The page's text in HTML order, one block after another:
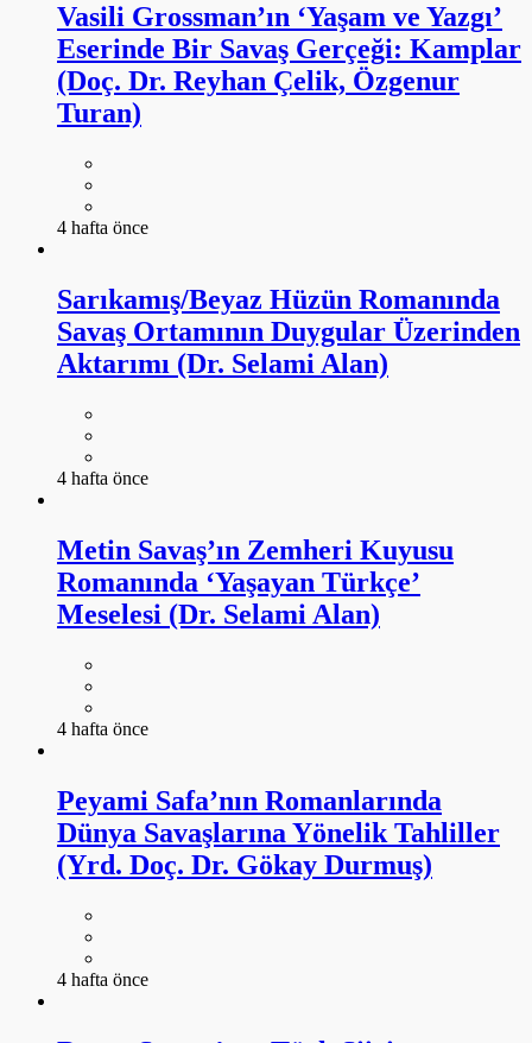
Vasili Grossman’ın ‘Yaşam ve Yazgı’
Eserinde Bir Savaş Gerçeği: Kamplar
(Doç. Dr. Reyhan Çelik, Özgenur
Turan)
4 hafta önce
Sarıkamış/Beyaz Hüzün Romanında
Savaş Ortamının Duygular Üzerinden
Aktarımı (Dr. Selami Alan)
4 hafta önce
Metin Savaş’ın Zemheri Kuyusu
Romanında ‘Yaşayan Türkçe’
Meselesi (Dr. Selami Alan)
4 hafta önce
Peyami Safa’nın Romanlarında
Dünya Savaşlarına Yönelik Tahliller
(Yrd. Doç. Dr. Gökay Durmuş)
4 hafta önce